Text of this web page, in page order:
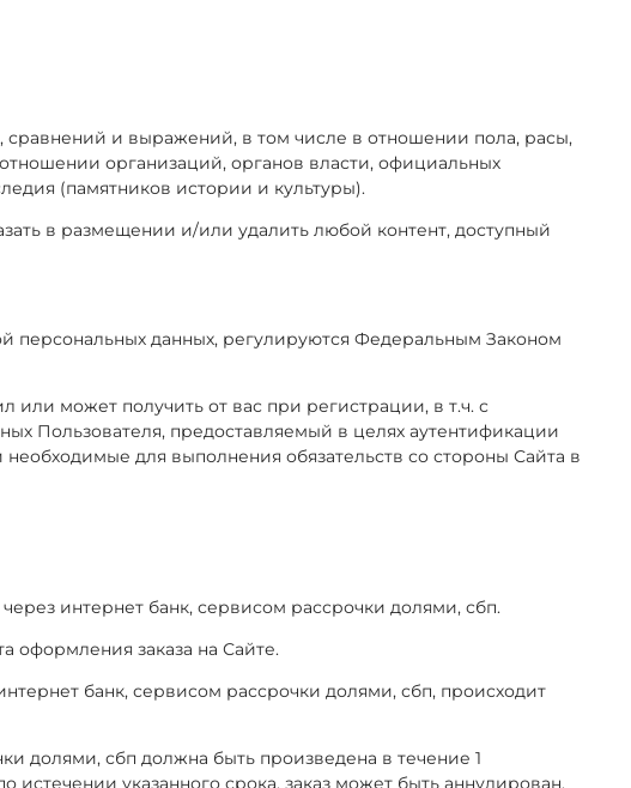
сравнений и выражений, в том числе в отношении пола, расы,
организаций, органов власти, официальных
(памятников истории и культуры).
в размещении и/или удалить любой контент, доступный
персональных данных, регулируются Федеральным Законом
или может получить от вас при регистрации, в т.ч. с
Пользователя, предоставляемый в целях аутентификации
для выполнения обязательств со стороны Сайта в
интернет банк, сервисом рассрочки долями, сбп.
оформления заказа на Сайте.
банк, сервисом рассрочки долями, сбп, происходит
долями, сбп должна быть произведена в течение 1
истечении указанного срока, заказ может быть аннулирован.